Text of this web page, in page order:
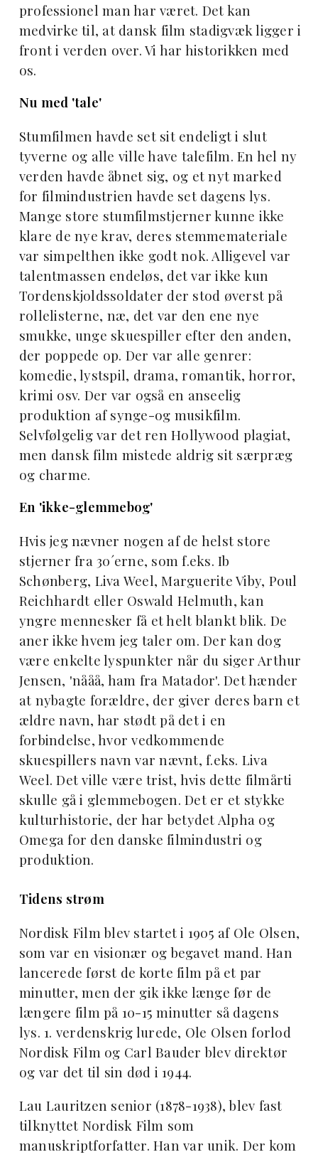
professionel man har været. Det kan
medvirke til, at dansk film stadigvæk ligger i
front i verden over. Vi har historikken med
os.
Nu med 'tale'
Stumfilmen havde set sit endeligt i slut
tyverne og alle ville have talefilm. En hel ny
verden havde åbnet sig, og et nyt marked
for filmindustrien havde set dagens lys.
Mange store stumfilmstjerner kunne ikke
klare de nye krav, deres stemmemateriale
var simpelthen ikke godt nok. Alligevel var
talentmassen endeløs, det var ikke kun
Tordenskjoldssoldater der stod øverst på
rollelisterne, næ, det var den ene nye
smukke, unge skuespiller efter den anden,
der poppede op. Der var alle genrer:
komedie, lystspil, drama, romantik, horror,
krimi osv. Der var også en anseelig
produktion af synge-og musikfilm.
Selvfølgelig var det ren Hollywood plagiat,
men dansk film mistede aldrig sit særpræg
og charme.
En 'ikke-glemmebog'
Hvis jeg nævner nogen af de helst store
stjerner fra 30´erne, som f.eks. Ib
Schønberg, Liva Weel, Marguerite Viby, Poul
Reichhardt eller Oswald Helmuth, kan
yngre mennesker få et helt blankt blik. De
aner ikke hvem jeg taler om. Der kan dog
være enkelte lyspunkter når du siger Arthur
Jensen, 'nååå, ham fra Matador'. Det hænder
at nybagte forældre, der giver deres barn et
ældre navn, har stødt på det i en
forbindelse, hvor vedkommende
skuespillers navn var nævnt, f.eks. Liva
Weel. Det ville være trist, hvis dette filmårti
skulle gå i glemmebogen. Det er et stykke
kulturhistorie, der har betydet Alpha og
Omega for den danske filmindustri og
produktion.
Tidens strøm
Nordisk Film blev startet i 1905 af Ole Olsen,
som var en visionær og begavet mand. Han
lancerede først de korte film på et par
minutter, men der gik ikke længe før de
længere film på 10-15 minutter så dagens
lys. 1. verdenskrig lurede, Ole Olsen forlod
Nordisk Film og Carl Bauder blev direktør
og var det til sin død i 1944.
Lau Lauritzen senior (1878-1938), blev fast
tilknyttet Nordisk Film som
manuskriptforfatter. Han var unik. Der kom